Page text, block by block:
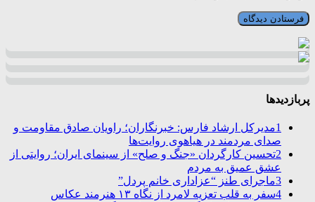
پربازدیدها
1مدیرکل ارشاد فارس: خبرنگاران؛ راویان صادق مقاومت و
صدای مردمند در هیاهوی روایت‌ها
2تحسین کارگردان «جنگ و صلح» از سینمای ایران؛ روایتی از
عشق عمیق به مردم
3ماجرای طنز “عزاداری خانم پردل”
4سفر به قلب تعزیه لامرد از نگاه ۱۳ هنرمند عکاس